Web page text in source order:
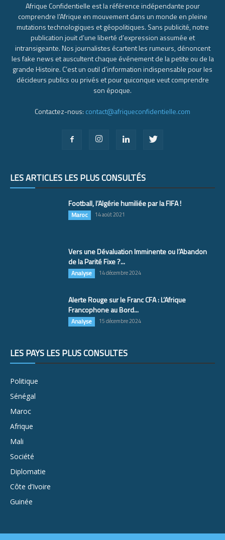
Afrique Confidentielle est la référence indépendante pour
comprendre l’Afrique en mouvement dans un monde en pleine
mutations technologiques et géopolitiques. Sans publicité, notre
publication jouit d’une liberté d’expression assumée et
intransigeante. Nos journalistes écartent les rumeurs, dénoncent
les fake news et auscultent chaque événement de la petite ou de la
grande Histoire. C’est un outil d’information indispensable pour les
décideurs publics ou privés et pour quiconque veut comprendre
son époque.
Contactez-nous: contact@afriqueconfidentielle.com
LES ARTICLES LES PLUS CONSULTÉS
Football, l’Algérie humiliée par la FIFA !
Maroc 14 août 2021
Vers une Dévaluation Imminente ou l’Abandon
de la Parité Fixe ?...
Analyse 14 décembre 2024
Alerte Rouge sur le Franc CFA : L’Afrique
Francophone au Bord...
Analyse 15 décembre 2024
LES PAYS LES PLUS CONSULTÉS
Politique
Sénégal
Maroc
Afrique
Mali
Société
Diplomatie
Côte d’Ivoire
Guinée